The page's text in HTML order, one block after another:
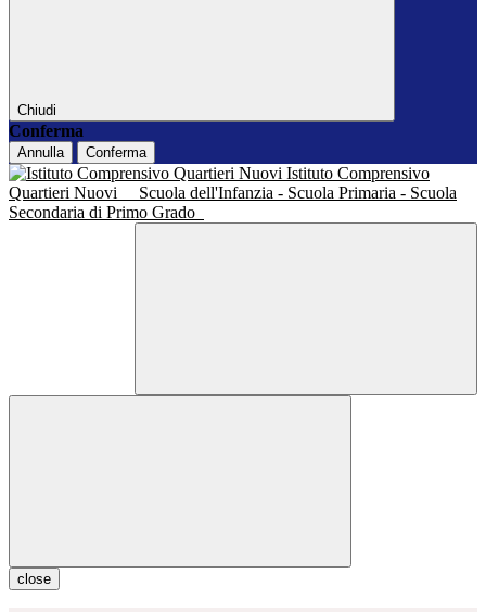
Chiudi
Conferma
Annulla Conferma
Istituto Comprensivo
Quartieri Nuovi
Scuola dell'Infanzia - Scuola Primaria - Scuola
Secondaria di Primo Grado
close